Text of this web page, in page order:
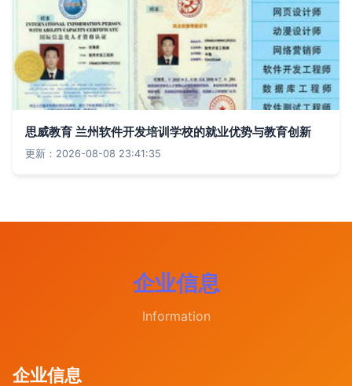
思威教育 兰州软件开发培训学校的就业优势与教育创新
更新：2026-08-08 23:41:35
企业信息
Information
企业信息